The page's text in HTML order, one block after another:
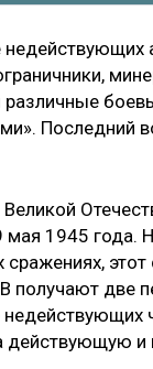
Последний
Великой
1945 года.
этот
получают две
действующую